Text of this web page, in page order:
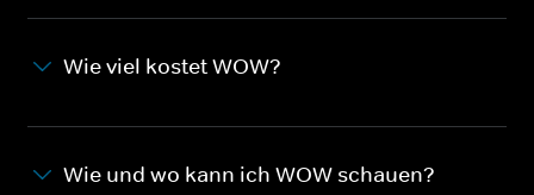
Wie viel kostet WOW?
Wie und wo kann ich WOW schauen?